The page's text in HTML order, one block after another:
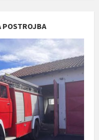
POSTROJBA